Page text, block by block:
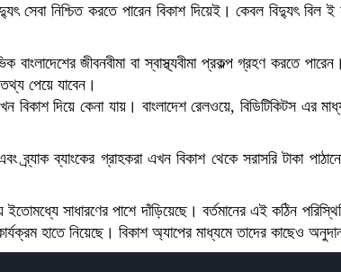
সেবা নিশ্চিত করতে পারেন বিকাশ দিয়েই। কেবল বিদ্যুৎ
জীবনবীমা বা স্বাস্থ্যবীমা প্রকল্প গ্রহণ করতে
পেয়ে যাবেন।
বিকাশ দিয়ে কেনা যায়। বাংলাদেশ রেলওয়ে, বিডিটিকিটস এর
ব্র্যাক ব্যাংকের গ্রাহকরা এখন বিকাশ থেকে সরাসরি টাকা
ইতোমধ্যে সাধারণের পাশে দাঁড়িয়েছে। বর্তমানের এই কঠিন
হাতে নিয়েছে। বিকাশ অ্যাপের মাধ্যমে তাদের কাছেও